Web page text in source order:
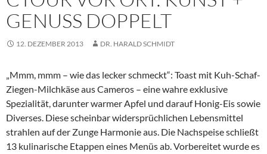
GENUSS DOPPELT
12. DEZEMBER 2013 DR. HARALD SCHMIDT
„Mmm, mmm – wie das lecker schmeckt“: Toast mit Kuh-Schaf-
Ziegen-Milchkäse aus Cameros – eine wahre exklusive
Spezialität, darunter warmer Apfel und darauf Honig-Eis sowie
Diverses. Diese scheinbar widersprüchlichen Lebensmittel
strahlen auf der Zunge Harmonie aus. Die Nachspeise schließt
13 kulinarische Etappen eines Menüs ab. Vorbereitet wurde es